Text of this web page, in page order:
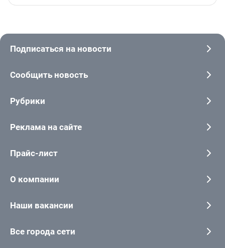
Подписаться на новости
Сообщить новость
Рубрики
Реклама на сайте
Прайс-лист
О компании
Наши вакансии
Все города сети